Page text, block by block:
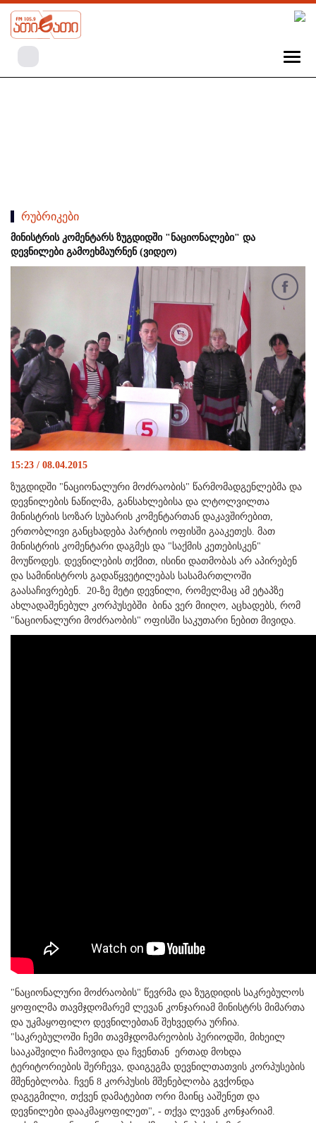
რუბრიკები
მინისტრის კომენტარს ზუგდიდში "ნაციონალები" და
დევნილები გამოეხმაურნენ (ვიდეო)
15:23 / 08.04.2015
ზუგდიდში "ნაციონალური მოძრაობის" წარმომადგენლებმა და
დევნილების ნაწილმა, განსახლებისა და ლტოლვილთა
მინისტრის სოზარ სუბარის კომენტართან დაკავშირებით,
ერთობლივი განცხადება პარტიის ოფისში გააკეთეს. მათ
მინისტრის კომენტარი დაგმეს და "საქმის კეთებისკენ"
მოუწოდეს. დევნილების თქმით, ისინი დათმობას არ აპირებენ
და სამინისტროს გადაწყვეტილებას სასამართლოში
გაასაჩივრებენ. 20-ზე მეტი დევნილი, რომელმაც ამ ეტაპზე
ახლადაშენებულ კორპუსებში ბინა ვერ მიიღო, აცხადებს, რომ
"ნაციონალური მოძრაობის" ოფისში საკუთარი ნებით მივიდა.
"ნაციონალური მოძრაობის" წევრმა და ზუგდიდის საკრებულოს
ყოფილმა თავმჯდომარემ ლევან კონჯარიამ მინისტრს მიმართა
და უკმაყოფილო დევნილებთან შეხვედრა ურჩია.
"საკრებულოში ჩემი თავმჯდომარეობის პერიოდში, მიხეილ
სააკაშვილი ჩამოვიდა და ჩვენთან ერთად მოხდა
ტერიტორიების შერჩევა, დაიგეგმა დევნილთათვის კორპუსების
მშენებლობა. ჩვენ 8 კორპუსის მშენებლობა გვქონდა
დაგეგმილი, თქვენ დამატებით ორი მაინც ააშენეთ და
დევნილები დააკმაყოფილეთ", - თქვა ლევან კონჯარიამ.